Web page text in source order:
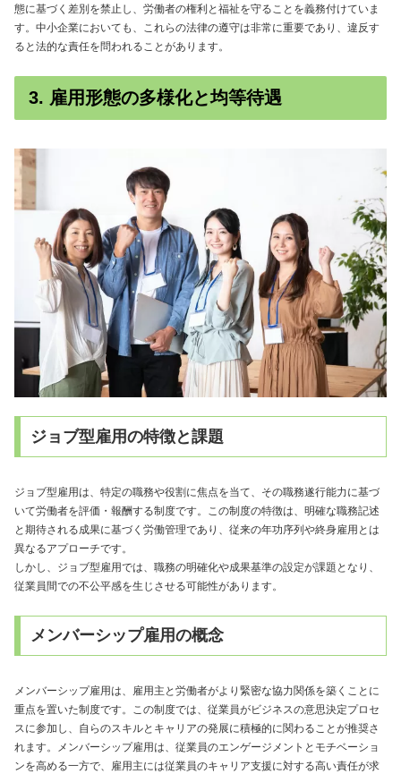
態に基づく差別を禁止し、労働者の権利と福祉を守ることを義務付けていま
す。中小企業においても、これらの法律の遵守は非常に重要であり、違反す
ると法的な責任を問われることがあります。
3. 雇用形態の多様化と均等待遇
ジョブ型雇用の特徴と課題
ジョブ型雇用は、特定の職務や役割に焦点を当て、その職務遂行能力に基づ
いて労働者を評価・報酬する制度です。この制度の特徴は、明確な職務記述
と期待される成果に基づく労働管理であり、従来の年功序列や終身雇用とは
異なるアプローチです。
しかし、ジョブ型雇用では、職務の明確化や成果基準の設定が課題となり、
従業員間での不公平感を生じさせる可能性があります。
メンバーシップ雇用の概念
メンバーシップ雇用は、雇用主と労働者がより緊密な協力関係を築くことに
重点を置いた制度です。この制度では、従業員がビジネスの意思決定プロセ
スに参加し、自らのスキルとキャリアの発展に積極的に関わることが推奨さ
れます。メンバーシップ雇用は、従業員のエンゲージメントとモチベーショ
ンを高める一方で、雇用主には従業員のキャリア支援に対する高い責任が求